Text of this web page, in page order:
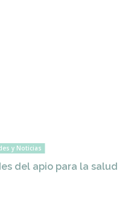
y Noticias
del apio para la salud